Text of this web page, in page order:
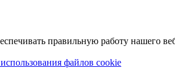
правильную работу нашего
файлов cookie